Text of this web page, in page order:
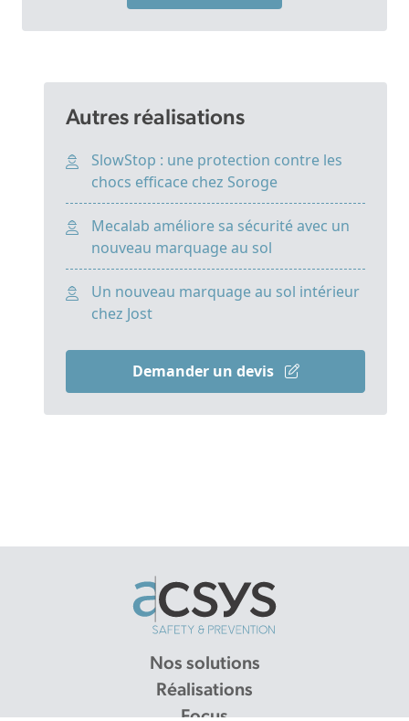
Autres réalisations
SlowStop : une protection contre les
chocs efficace chez Soroge
Mecalab améliore sa sécurité avec un
nouveau marquage au sol
Un nouveau marquage au sol intérieur
chez Jost
Demander un devis
Nos solutions
Réalisations
Focus